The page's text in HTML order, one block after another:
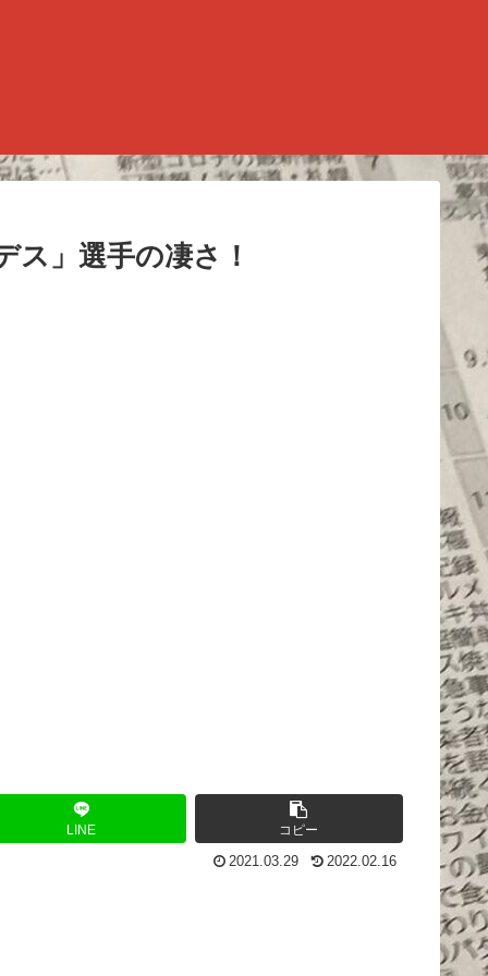
」選手の凄さ！
LINE コピー
2021.03.29 2022.02.16